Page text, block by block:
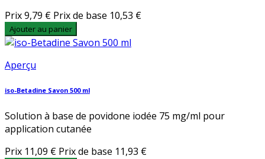
Prix9,79 € Prix de base 10,53 €
Ajouter au panier
Aperçu
iso-Betadine Savon 500 ml
Solution à base de povidone iodée 75 mg/ml pour
application cutanée
Prix 11,09 € Prix de base 11,93 €